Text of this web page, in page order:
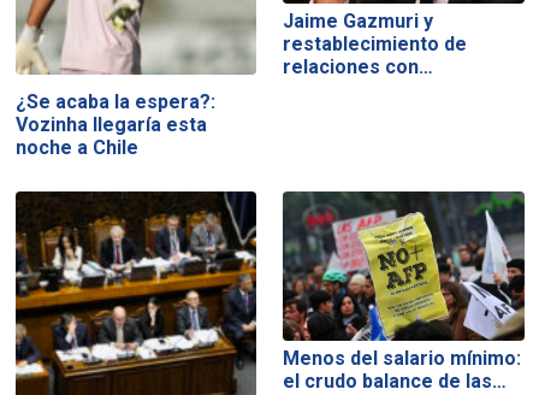
¿Se acaba la espera?:
Vozinha llegaría esta
noche a Chile
Jaime Gazmuri y
restablecimiento de
relaciones con…
Menos del salario mínimo:
el crudo balance de las…